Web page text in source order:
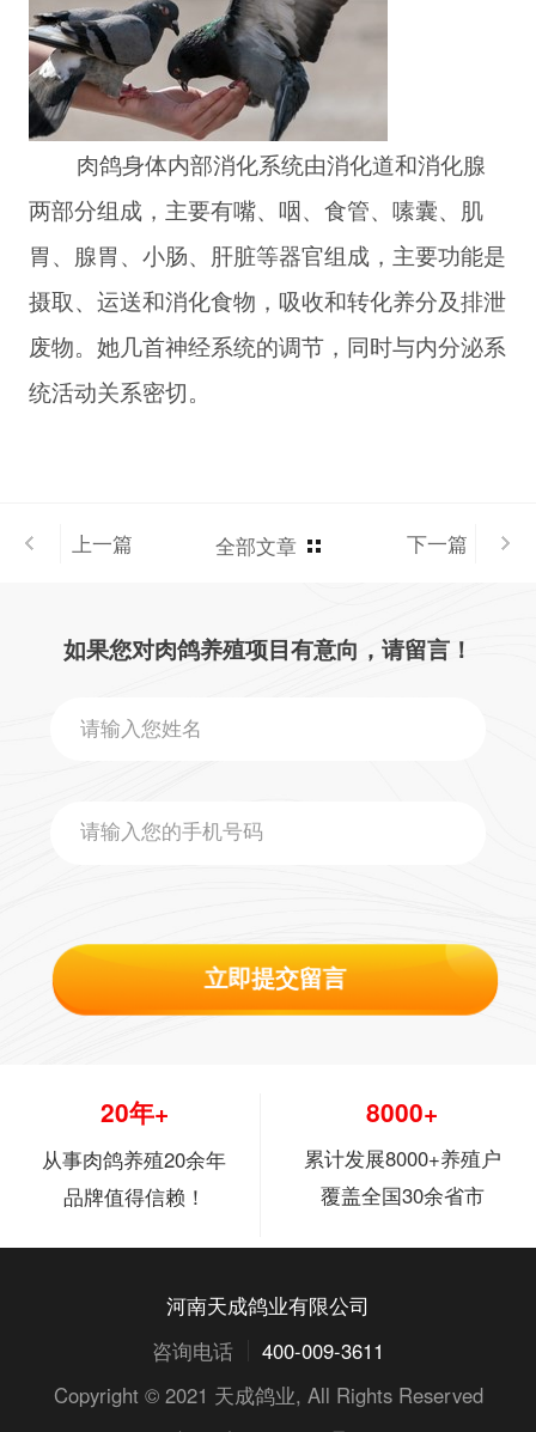
肉鸽身体内部消化系统由消化道和消化腺
两部分组成，主要有嘴、咽、食管、嗉囊、肌
胃、腺胃、小肠、肝脏等器官组成，主要功能是
摄取、运送和消化食物，吸收和转化养分及排泄
废物。她几首神经系统的调节，同时与内分泌系
统活动关系密切。
上一篇 全部文章 下一篇
如果您对肉鸽养殖项目有意向，请留言！
立即提交留言
20年+
从事肉鸽养殖20余年
品牌值得信赖！
8000+
累计发展8000+养殖户
覆盖全国30余省市
河南天成鸽业有限公司
咨询电话
400-009-3611
Copyright © 2021 天成鸽业, All Rights Reserved